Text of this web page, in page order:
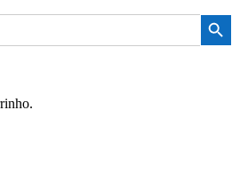
Search Button